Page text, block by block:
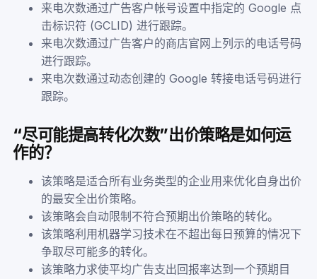
来电次数通过广告客户帐号设置中指定的 Google 点
击标识符 (GCLID) 进行跟踪。
来电次数通过广告客户的商店官网上列示的电话号码
进行跟踪。
来电次数通过动态创建的 Google 转接电话号码进行
跟踪。
“尽可能提高转化次数”出价策略是如何运
作的？
该策略是适合所有业务类型的企业用来优化自身出价
的最安全出价策略。
该策略会自动限制不符合预期出价策略的转化。
该策略利用机器学习技术在不超出每日预算的情况下
争取尽可能多的转化。
该策略力求使平均广告支出回报率达到一个预期目